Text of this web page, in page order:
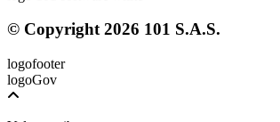
© Copyright2026 101 S.A.S.